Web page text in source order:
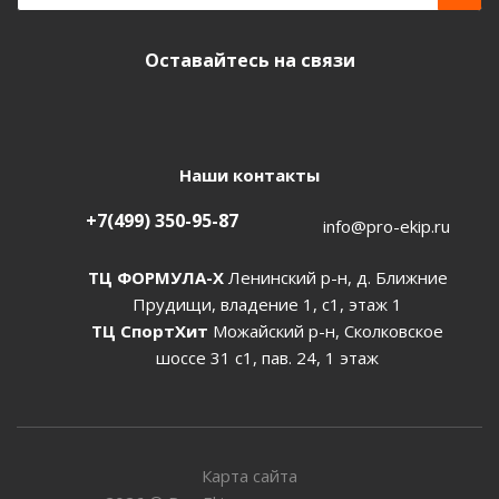
Оставайтесь на связи
Наши контакты
+7(499) 350-95-87 info@pro-ekip.ru
ТЦ ФОРМУЛА-ХЛенинский р-н, д. Ближние
Прудищи, владение 1, с1, этаж 1
ТЦ СпортХит Можайский р-н, Сколковское
шоссе 31 с1, пав. 24, 1 этаж
Карта сайта